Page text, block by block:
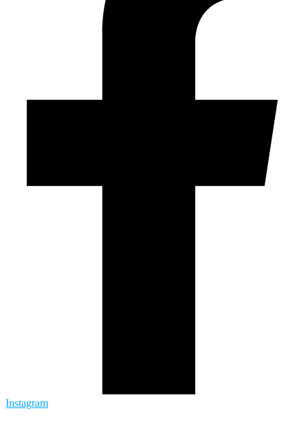
Instagram